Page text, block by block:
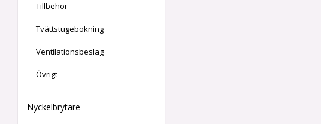
Tillbehör
Tvättstugebokning
Ventilationsbeslag
Övrigt
Nyckelbrytare